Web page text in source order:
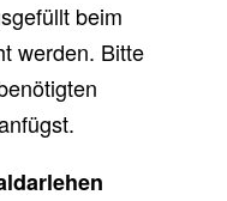
beim
werden. Bitte